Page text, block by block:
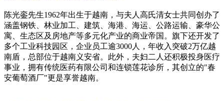
陈光銮先生1962年出生于越南，与夫人高氏清女士共同创办了
涵盖钢铁、林业加工、建筑、海港、海运、公路运输、豪华公
寓、生态区及房地产等多元化产业的商业帝国。旗下还开发了
多个工业科技园区，企业员工逾3000人，年收入突破2万亿越
南盾，总部位于越南义安省。此外，夫妇二人还积极投身医疗
事业，拥有传统医药有限公司和连锁莲花诊所，其创立的"春
安葡萄酒厂"更是享誉越南。